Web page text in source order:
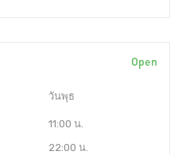
Open
วันพุธ
11:00 น.
22:00 น.